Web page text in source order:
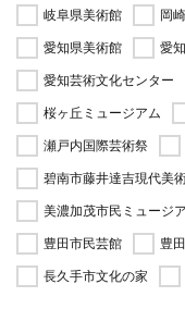
岐阜県美術館
岡
愛知県美術館
愛
愛知芸術文化センター
桜ヶ丘ミュージアム
瀬戸内国際芸術祭
碧南市藤井達吉現代美
美濃加茂市民ミュージ
豊田市民芸館
豊
長久手市文化の家